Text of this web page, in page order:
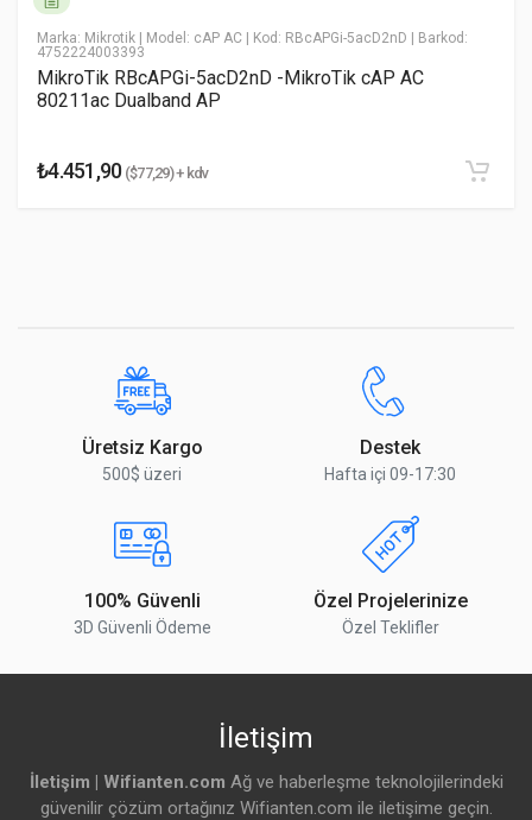
* Email Adresiniz
Marka: Mikrotik | Model: cAP AC | Kod: RBcAPGi-5acD2nD | Barkod:
4752224003393
MikroTik RBcAPGi-5acD2nD -MikroTik cAP AC
80211ac Dualband AP
₺4.451,90($77,29) + kdv
Üretsiz Kargo
500$ üzeri
Destek
Hafta içi 09-17:30
100% Güvenli
3D Güvenli Ödeme
Özel Projelerinize
Özel Teklifler
İletişim
İletişim | Wifianten.com Ağ ve haberleşme teknolojilerindeki
güvenilir çözüm ortağınız Wifianten.com ile iletişime geçin.